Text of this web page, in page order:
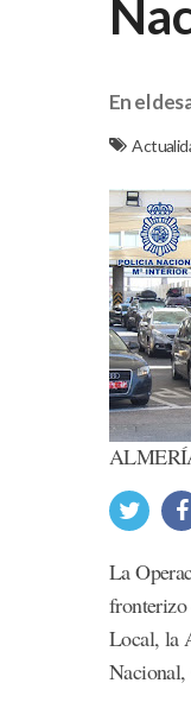
En el
La
Local, la
Nacional,